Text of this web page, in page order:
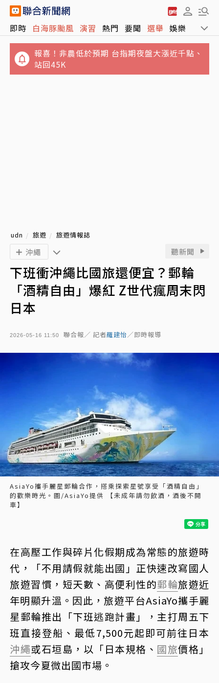
即時 白海豚颱風 演習 熱門 要聞 選舉 娛樂 運動
報喜！非農低於預期 台指期夜盤大漲近千點、
站回45K
udn 旅遊 旅遊情報誌
聽新聞
下班衝沖繩比國旅還便宜？郵輪
「酒精自由」爆紅 Z世代瘋周末閃
日本
2026-05-16 11:50 聯合報／ 記者羅建怡／即時報導
沖繩
AsiaYo攜手麗星郵輪合作，搭乘探索星號享受「酒精自由」
的歡樂時光。圖/AsiaYo提供 【未成年請勿飲酒，酒後不開
車】
在高壓工作與碎片化假期成為常態的旅遊時
代，「不用請假就能出國」正快速改寫國人
旅遊習慣，短天數、高便利性的郵輪旅遊近
年明顯升溫。因此，旅遊平台AsiaYo攜手麗
星郵輪推出「下班逃跑計畫」，主打周五下
班直接登船、最低7,500元起即可前往日本
沖繩或石垣島，以「日本規格、 國旅價格」
搶攻今夏微出國市場。